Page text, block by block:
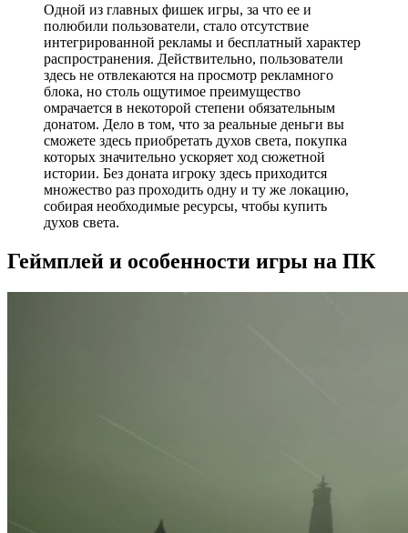
Одной из главных фишек игры, за что ее и
полюбили пользователи, стало отсутствие
интегрированной рекламы и бесплатный характер
распространения. Действительно, пользователи
здесь не отвлекаются на просмотр рекламного
блока, но столь ощутимое преимущество
омрачается в некоторой степени обязательным
донатом. Дело в том, что за реальные деньги вы
сможете здесь приобретать духов света, покупка
которых значительно ускоряет ход сюжетной
истории. Без доната игроку здесь приходится
множество раз проходить одну и ту же локацию,
собирая необходимые ресурсы, чтобы купить
духов света.
Геймплей и особенности игры на ПК